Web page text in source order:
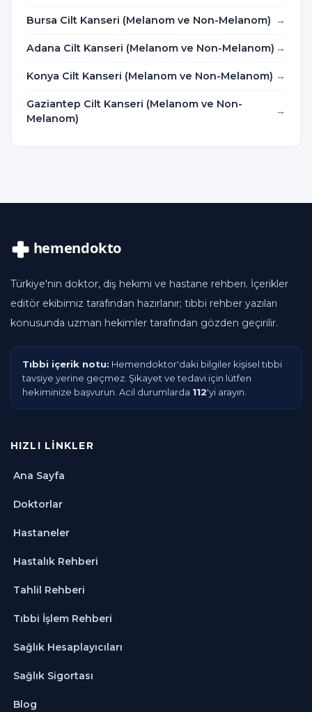
Bursa Cilt Kanseri (Melanom ve Non-Melanom)
Adana Cilt Kanseri (Melanom ve Non-Melanom)
Konya Cilt Kanseri (Melanom ve Non-Melanom)
Gaziantep Cilt Kanseri (Melanom ve Non-
Melanom)
Türkiye'nin doktor, diş hekimi ve hastane rehberi. İçerikler
editör ekibimiz tarafından hazırlanır; tıbbi rehber yazıları
konusunda uzman hekimler tarafından gözden geçirilir.
Tıbbi içerik notu: Hemendoktor'daki bilgiler kişisel tıbbi
tavsiye yerine geçmez. Şikayet ve tedavi için lütfen
hekiminize başvurun. Acil durumlarda 112'yi arayın.
HIZLI LINKLER
Ana Sayfa
Doktorlar
Hastaneler
Hastalık Rehberi
Tahlil Rehberi
Tıbbi İşlem Rehberi
Sağlık Hesaplayıcıları
Sağlık Sigortası
Blog